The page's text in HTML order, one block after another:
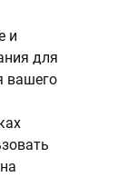
и
для
вашего